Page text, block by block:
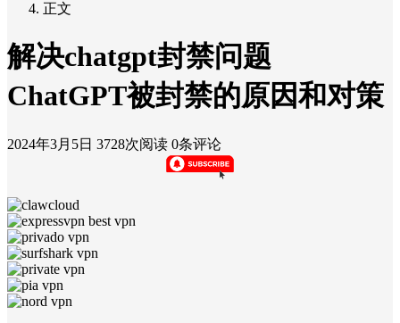
正文
解决chatgpt封禁问题
ChatGPT被封禁的原因和对策
2024年3月5日 3728次阅读 0条评论